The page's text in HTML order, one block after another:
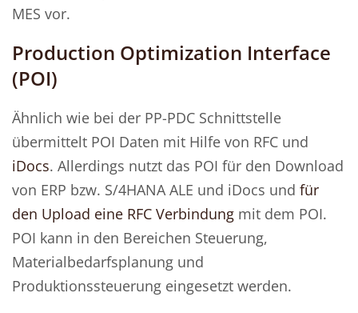
MES vor.
Production Optimization Interface
(POI)
Ähnlich wie bei der PP-PDC Schnittstelle
übermittelt POI Daten mit Hilfe von RFC und
iDocs. Allerdings nutzt das POI für den Download
von ERP bzw. S/4HANA ALE und iDocs und für
den Upload eine RFC Verbindung mit dem POI.
POI kann in den Bereichen Steuerung,
Materialbedarfsplanung und
Produktionssteuerung eingesetzt werden.